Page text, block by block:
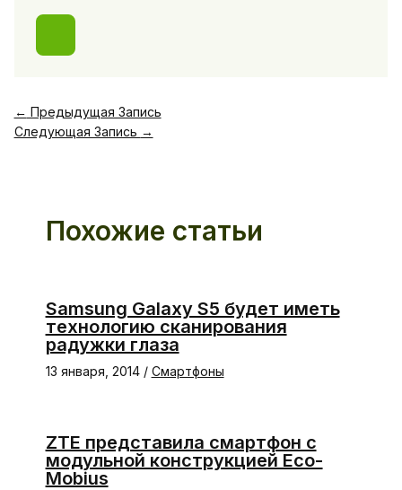
← Предыдущая Запись
Следующая Запись →
Похожие статьи
Samsung Galaxy S5 будет иметь
технологию сканирования
радужки глаза
13 января, 2014 / Смартфоны
ZTE представила смартфон с
модульной конструкцией Eco-
Mobius